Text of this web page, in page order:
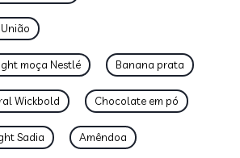
moça Nestlé Banana prata
Wickbold Chocolate em pó
Sadia Amêndoa